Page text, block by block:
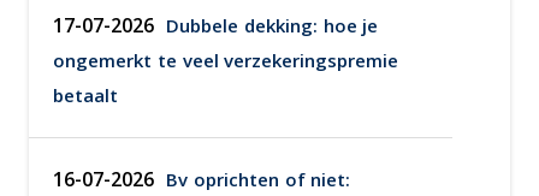
17-07-2026 Dubbele dekking: hoe je
ongemerkt te veel verzekeringspremie
betaalt
16-07-2026 Bv oprichten of niet: